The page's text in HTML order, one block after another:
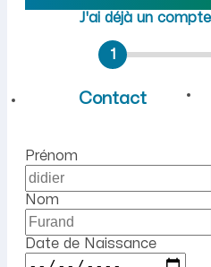
J'ai déjà un
1
Contact
Prénom
Nom
Date de Naissance